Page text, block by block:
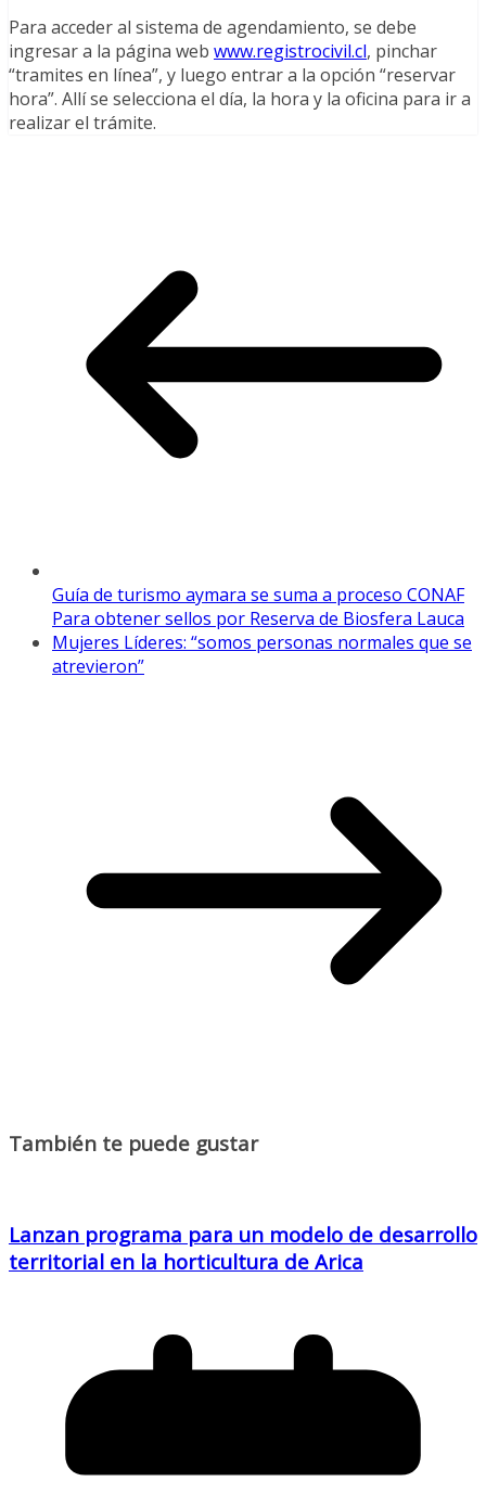
Para acceder al sistema de agendamiento, se debe
ingresar a la página web www.registrocivil.cl, pinchar
“tramites en línea”, y luego entrar a la opción “reservar
hora”. Allí se selecciona el día, la hora y la oficina para ir a
realizar el trámite.
Guía de turismo aymara se suma a proceso CONAF
Para obtener sellos por Reserva de Biosfera Lauca
Mujeres Líderes: “somos personas normales que se
atrevieron”
También te puede gustar
Lanzan programa para un modelo de desarrollo
territorial en la horticultura de Arica